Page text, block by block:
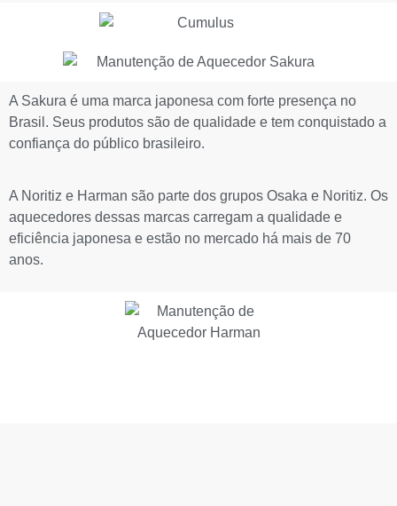
A Sakura é uma marca japonesa com forte presença no
Brasil. Seus produtos são de qualidade e tem conquistado a
confiança do público brasileiro.
A Noritiz e Harman são parte dos grupos Osaka e Noritiz. Os
aquecedores dessas marcas carregam a qualidade e
eficiência japonesa e estão no mercado há mais de 70
anos.